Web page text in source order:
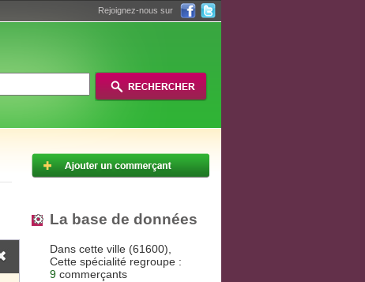
Rejoignez-nous sur
La base de données
Dans cette ville (61600),
Cette spécialité regroupe :
9 commerçants